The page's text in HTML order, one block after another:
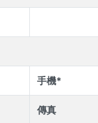
手機*
傳真